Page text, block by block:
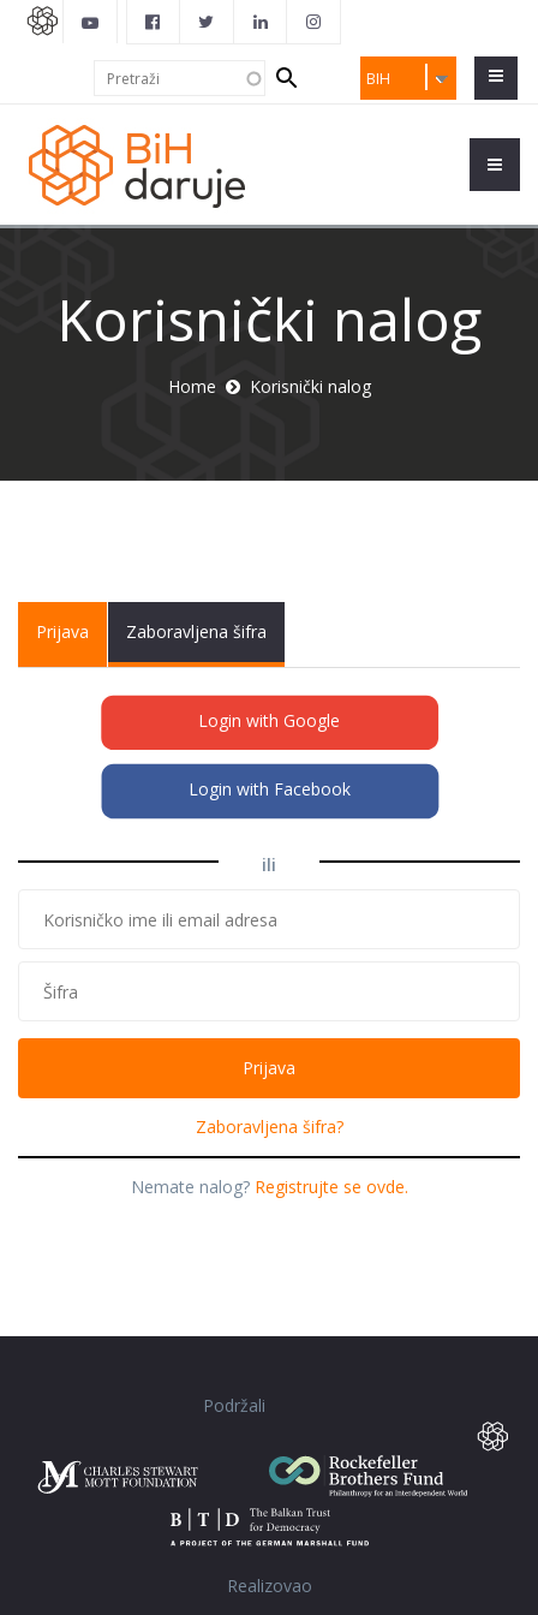
BIH
Search
form
Korisnički nalog
Home Korisnički nalog
Primary tabs
Prijava (activeZaboravljena šifra
Login with Google
Login with Facebook
ili
Zaboravljena šifra?
Nemate nalog? Registrujte se ovde.
Podržali
Realizovao